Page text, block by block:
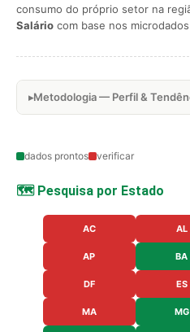
consumo do próprio setor na
Salário com base nos
Metodologia — Perfil &
dados prontos verificar
🗺️ Pesquisa por Estado
AC AL
AP BA
DF ES
MA MG